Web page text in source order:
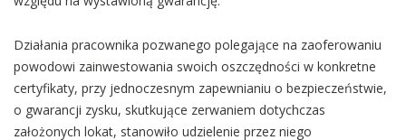
Działania pracownika pozwanego polegające na zaoferowaniu
powodowi zainwestowania swoich oszczędności w konkretne
certyfikaty, przy jednoczesnym zapewnianiu o bezpieczeństwie,
o gwarancji zysku, skutkujące zerwaniem dotychczas
założonych lokat, stanowiło udzielenie przez niego